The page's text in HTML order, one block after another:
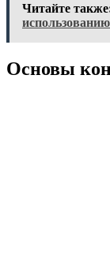
Читайте
Основы